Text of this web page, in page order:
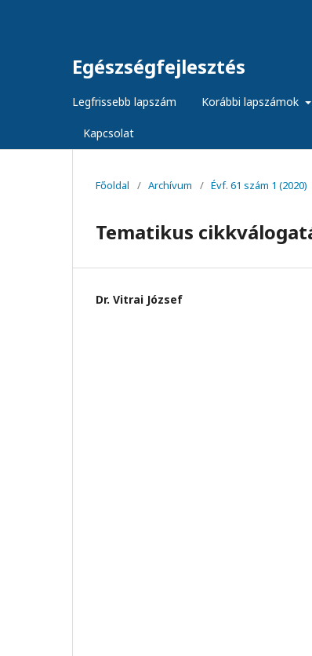
Egészségfejlesztés
Legfrissebb lapszám Korábbi lapszámok
Kapcsolat
Főoldal / Archívum / Évf. 61 szám 1 (2020)
Tematikus
Dr. Vitrai József